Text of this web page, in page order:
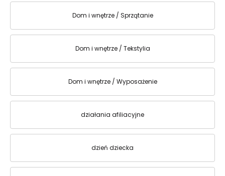
Dom i wnętrze / Sprzątanie
Dom i wnętrze / Tekstylia
Dom i wnętrze / Wyposażenie
działania afiliacyjne
dzień dziecka